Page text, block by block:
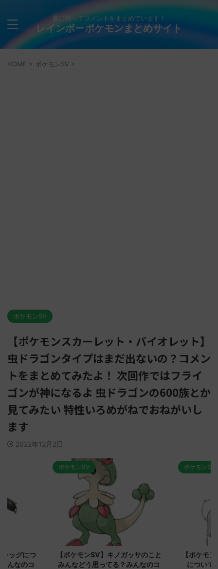
量に拘ってコメントをまとめています！
レインボーポケモンまとめサイト
HOME > ポケモンSV >
ポケモンSV
【ポケモンスカーレット・バイオレット】
虫ドラゴンタイプはまだ出ないの？コメン
トをまとめてみたよ！ 次回作ではフライ
ゴンが神になるよ 虫ドラゴンの600族とか
見てみたい 特性いろめがねでおねがいし
ます
2022年12月2日
ッグにつ
んなのコ
ポケモンSV
【ポケモンSV】キノガッサのこと
みんなどう思ってる？みんなのコ
ポケモンSV
【ポケモ
について